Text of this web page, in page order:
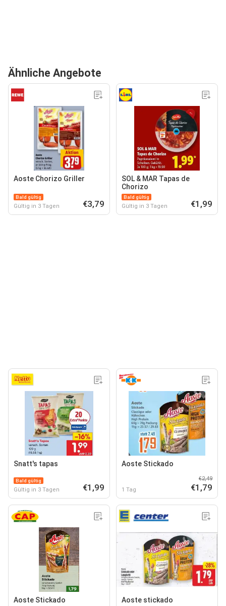
Ähnliche Angebote
Aoste Chorizo Griller
Bald gültig
Gültig in 3 Tagen €3,79
SOL & MAR Tapas de
Chorizo
Bald gültig
Gültig in 3 Tagen €1,99
Snatt's tapas
Bald gültig
Gültig in 3 Tagen €1,99
Aoste Stickado
1 Tag
€2,49
€1,79
Aoste Stickado Aoste stickado